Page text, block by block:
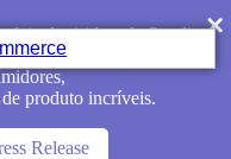
foi adquirida pela Syndigo
a alcançar mais
produto incríveis.
Release